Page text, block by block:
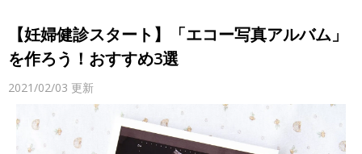
【妊婦健診スタート】「エコー写真アルバム」
を作ろう！おすすめ3選
2021/02/03 更新